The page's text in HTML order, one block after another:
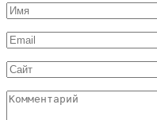
Имя
*
Email
*
Сайт
Комментарий